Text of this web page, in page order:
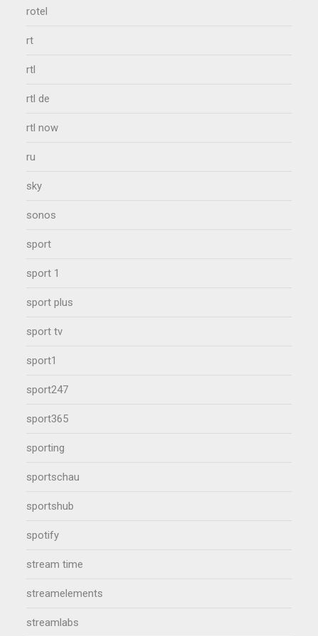
rotel
rt
rtl
rtl de
rtl now
ru
sky
sonos
sport
sport 1
sport plus
sport tv
sport1
sport247
sport365
sporting
sportschau
sportshub
spotify
stream time
streamelements
streamlabs